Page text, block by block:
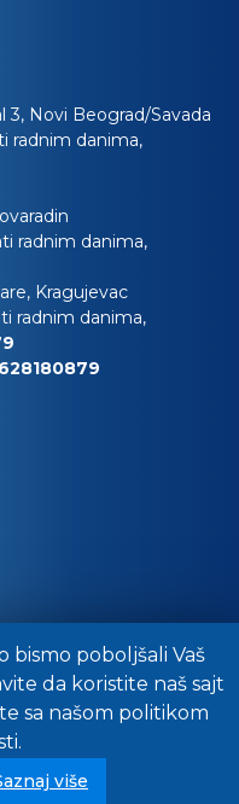
bismo poboljšali Vaš
da koristite naš sajt
sa našom politikom
više
3, Novi Beograd/Savada
radnim danima,
radnim danima,
Kragujevac
radnim danima,